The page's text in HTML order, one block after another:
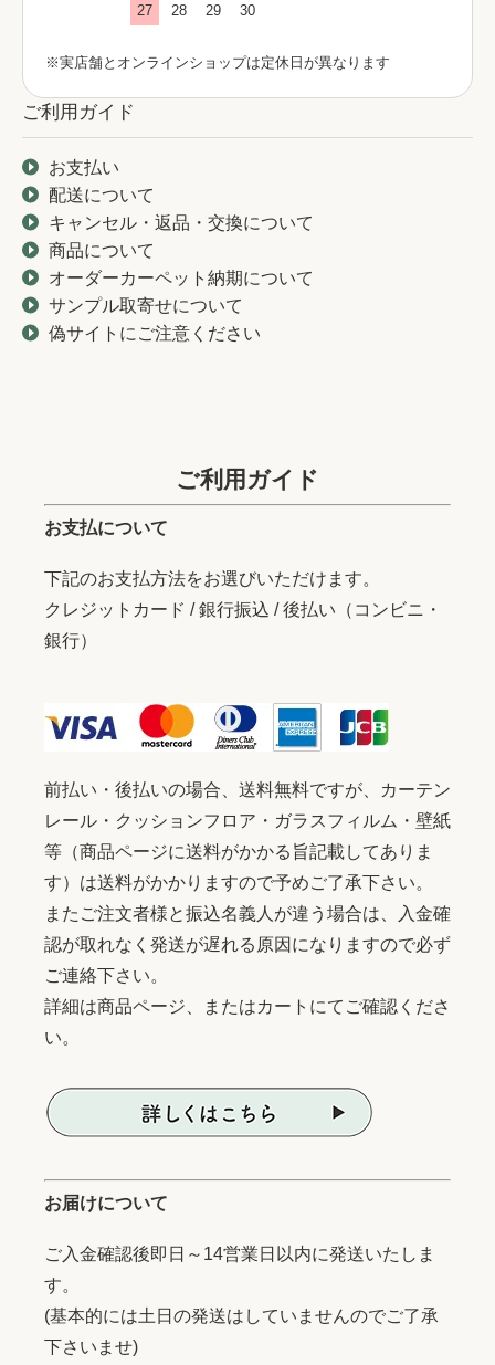
27 28 29 30
※実店舗とオンラインショップは定休日が異なります
ご利用ガイド
お支払い
配送について
キャンセル・返品・交換について
商品について
オーダーカーペット納期について
サンプル取寄せについて
偽サイトにご注意ください
ご利用ガイド
お支払について
下記のお支払方法をお選びいただけます。
クレジットカード / 銀行振込 / 後払い（コンビニ・
銀行）
前払い・後払いの場合、送料無料ですが、カーテン
レール・クッションフロア・ガラスフィルム・壁紙
等（商品ページに送料がかかる旨記載してありま
す）は送料がかかりますので予めご了承下さい。
またご注文者様と振込名義人が違う場合は、入金確
認が取れなく発送が遅れる原因になりますので必ず
ご連絡下さい。
詳細は商品ページ、またはカートにてご確認くださ
い。
お届けについて
ご入金確認後即日～14営業日以内に発送いたしま
す。
(基本的には土日の発送はしていませんのでご了承
下さいませ)